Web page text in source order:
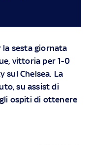
la sesta giornata
vittoria per 1-0
sul Chelsea. La
su assist di
ospiti di ottenere